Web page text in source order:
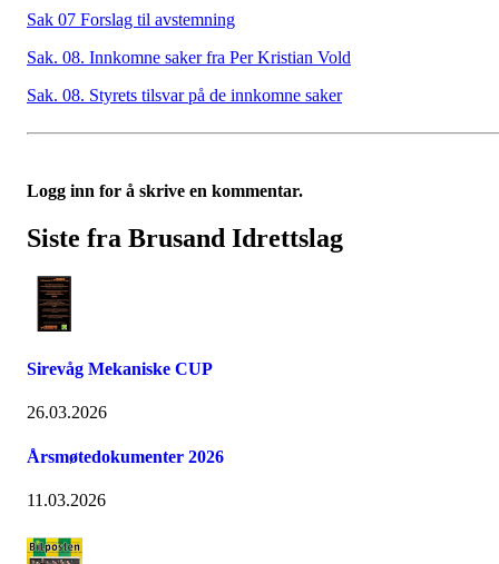
Sak 07 Forslag til avstemning
Sak. 08. Innkomne saker fra Per Kristian Vold
Sak. 08. Styrets tilsvar på de innkomne saker
Logg inn for å skrive en kommentar.
Siste fra Brusand Idrettslag
Sirevåg Mekaniske CUP
26.03.2026
Årsmøtedokumenter 2026
11.03.2026